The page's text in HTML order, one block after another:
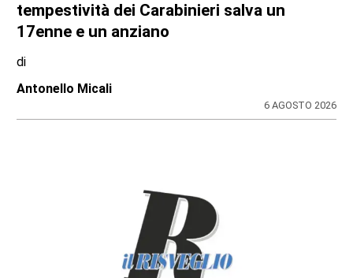
tempestività dei Carabinieri salva un
17enne e un anziano
di
Antonello Micali
6 AGOSTO 2026